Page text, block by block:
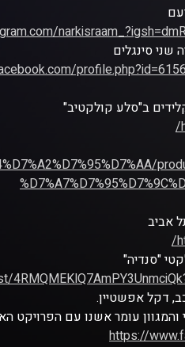
שני סינגלים
ב"סלע קולקטיב"
אביב
"סנדיה"
דקל אפשטיין.
והמגוון עומר אשנו עם
https://